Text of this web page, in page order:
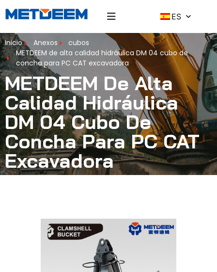
ES
Inicio Anexos
cubos
METDEEM de alta calidad hidráulica DM 04 cubo de
concha para PC CAT excavadora
METDEEM De Alta
Calidad Hidráulica
DM 04 Cubo De
Concha Para PC CAT
Excavadora